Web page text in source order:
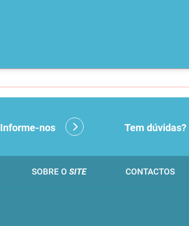
Informe-nos Tem dúvidas?
SOBRE O SITE CONTACTOS